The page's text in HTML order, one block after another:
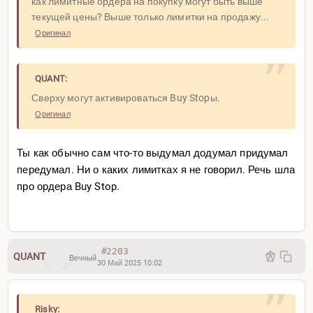
A]
Ученые выяснили, пережил бы Индиана Джонс ядерный
взрыв в холодильнике
текущей цены? Выше только лимитки на продажу...
Оригинал
QUANT:
Сверху могут активироваться Buy Stopы.
Оригинал
Ты как обычно сам что-то выдумал додумал придумал
передумал. Ни о каких лимитках я не говорил. Речь шла
про ордера Buy Stop.
QUANT Вечный
#2203
30 Май 2025 10:02
Risky: